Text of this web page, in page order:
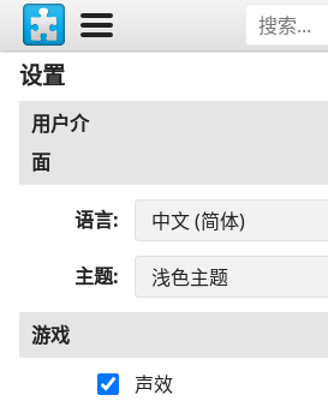
设置
用户介
面
语言
主题
游戏
声效